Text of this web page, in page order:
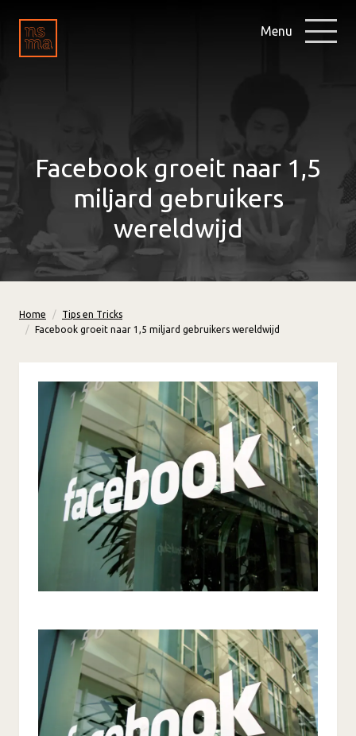
Menu
Facebook groeit naar 1,5
miljard gebruikers
wereldwijd
Home
Tips en Tricks
Facebook groeit naar 1,5 miljard gebruikers wereldwijd